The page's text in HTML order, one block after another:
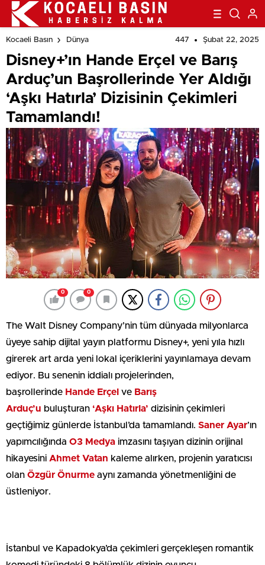
Kocaeli Basın Dünya 447 Şubat 22, 2025
Disney+’ın Hande Erçel ve Barış
Arduç’un Başrollerinde Yer Aldığı
‘Aşkı Hatırla’ Dizisinin Çekimleri
Tamamlandı!
0 0
The Walt Disney Company’nin tüm dünyada milyonlarca
üyeye sahip dijital yayın platformu Disney+, yeni yıla hızlı
girerek art arda yeni lokal içeriklerini yayınlamaya devam
ediyor. Bu senenin iddialı projelerinden,
başrollerinde Hande Erçel ve Barış
Arduç’u buluşturan ‘Aşkı Hatırla’ dizisinin çekimleri
geçtiğimiz günlerde İstanbul’da tamamlandı. Saner Ayar’ın
yapımcılığında O3 Medya imzasını taşıyan dizinin orijinal
hikayesini Ahmet Vatan kaleme alırken, projenin yaratıcısı
olan Özgür Önurme aynı zamanda yönetmenliğini de
üstleniyor.
İstanbul ve Kapadokya’da çekimleri gerçekleşen romantik